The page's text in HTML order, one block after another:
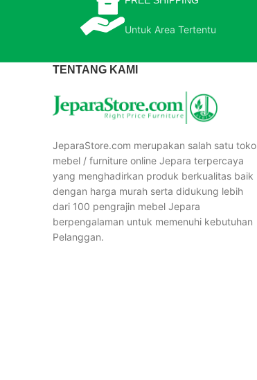
Untuk Area Tertentu
TENTANG KAMI
JeparaStore.com merupakan salah satu toko
mebel / furniture online Jepara terpercaya
yang menghadirkan produk berkualitas baik
dengan harga murah serta didukung lebih
dari 100 pengrajin mebel Jepara
berpengalaman untuk memenuhi kebutuhan
Pelanggan.